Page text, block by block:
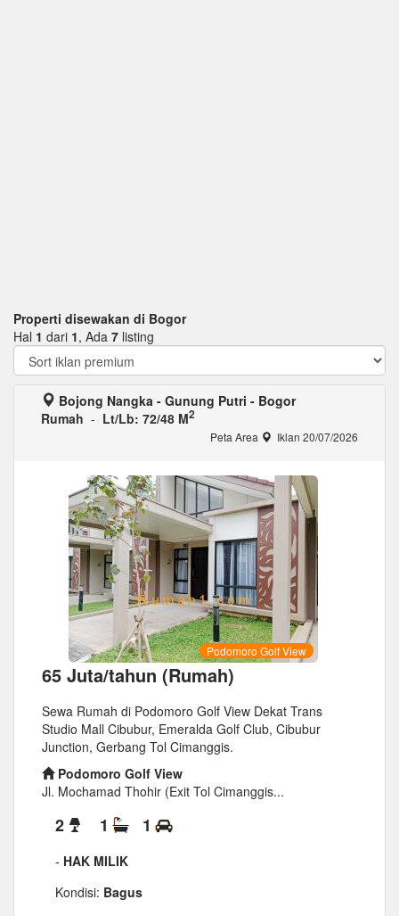
Properti disewakan di Bogor
Hal 1 dari 1, Ada 7 listing
Bojong Nangka - Gunung Putri - Bogor
Rumah - Lt/Lb: 72/48 M2
Peta Area Iklan 20/07/2026
Podomoro Golf View
65 Juta/tahun (Rumah)
Sewa Rumah di Podomoro Golf View Dekat Trans
Studio Mall Cibubur, Emeralda Golf Club, Cibubur
Junction, Gerbang Tol Cimanggis.
Podomoro Golf View
Jl. Mochamad Thohir (Exit Tol Cimanggis...
2 1 1
- HAK MILIK
Kondisi: Bagus